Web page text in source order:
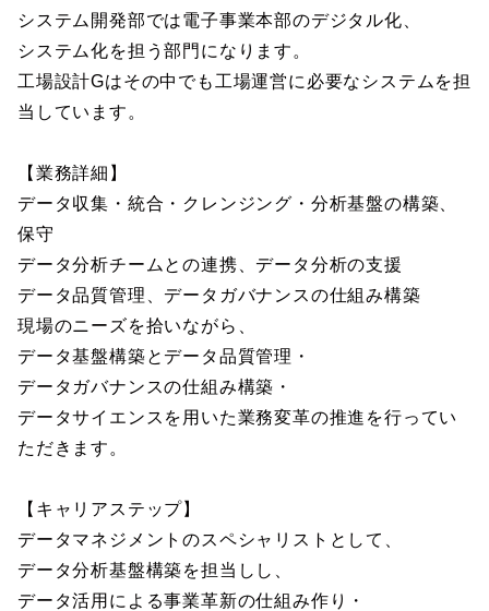
システム開発部では電子事業本部のデジタル化、
システム化を担う部門になります。
工場設計Gはその中でも工場運営に必要なシステムを担
当しています。
【業務詳細】
データ収集・統合・クレンジング・分析基盤の構築、
保守
データ分析チームとの連携、データ分析の支援
データ品質管理、データガバナンスの仕組み構築
現場のニーズを拾いながら、
データ基盤構築とデータ品質管理・
データガバナンスの仕組み構築・
データサイエンスを用いた業務変革の推進を行ってい
ただきます。
【キャリアステップ】
データマネジメントのスペシャリストとして、
データ分析基盤構築を担当しし、
データ活用による事業革新の仕組み作り・